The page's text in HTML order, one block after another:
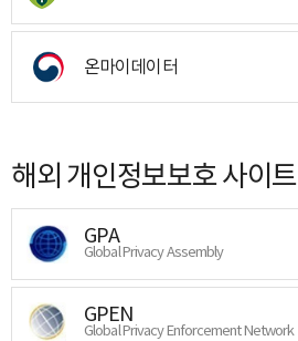
온마이데이터
해외 개인정보보호 사이트
GPA
Global Privacy Assembly
GPEN
Global Privacy Enforcement Network